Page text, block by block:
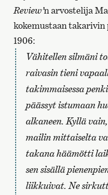
Review’n arvostelija
kokemustaan
1906:
Vähitellen silmäni
raivasin tieni
takimmaisessa
päässyt istumaan
alkaneen. Kyllä
mailin mittaiselta
takana häämötti
sen sisällä
liikkuivat. Ne